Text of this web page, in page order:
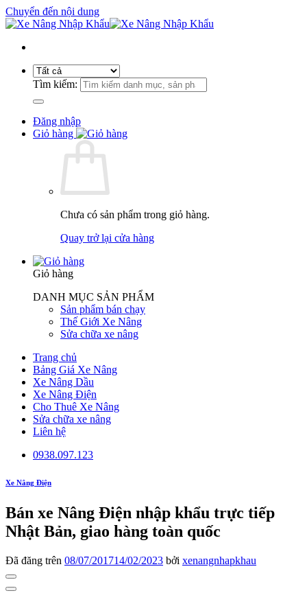
Chuyển đến nội dung
Tìm kiếm:
Đăng nhập
Giỏ hàng
Chưa có sản phẩm trong giỏ hàng.
Quay trở lại cửa hàng
Giỏ hàng
DANH MỤC SẢN PHẨM
Sản phẩm bán chạy
Thế Giới Xe Nâng
Sửa chữa xe nâng
Trang chủ
Bảng Giá Xe Nâng
Xe Nâng Dầu
Xe Nâng Điện
Cho Thuê Xe Nâng
Sửa chữa xe nâng
Liên hệ
0938.097.123
Xe Nâng Điện
Bán xe Nâng Điện nhập khẩu trực tiếp
Nhật Bản, giao hàng toàn quốc
Đã đăng trên 08/07/201714/02/2023 bởi xenangnhapkhau